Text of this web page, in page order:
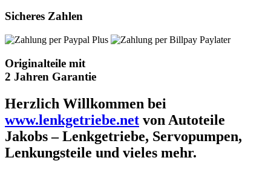
Sicheres Zahlen
Originalteile mit
2 Jahren Garantie
Herzlich Willkommen bei
www.lenkgetriebe.net von Autoteile
Jakobs – Lenkgetriebe, Servopumpen,
Lenkungsteile und vieles mehr.